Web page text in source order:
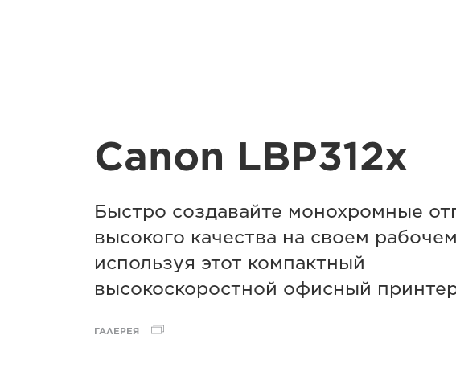
Canon LBP312x
Быстро создавайте монохромные
высокого качества на своем
используя этот компактный
высокоскоростной офисный
ГАЛЕРЕЯ